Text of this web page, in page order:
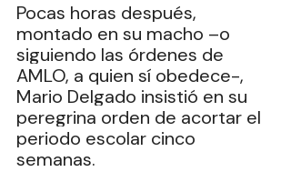
Pocas horas después,
montado en su macho –o
siguiendo las órdenes de
AMLO, a quien sí obedece-,
Mario Delgado insistió en su
peregrina orden de acortar el
periodo escolar cinco
semanas.